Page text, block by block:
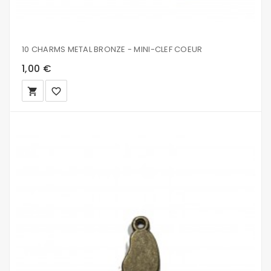
10 CHARMS METAL BRONZE - MINI-CLEF COEUR
1,00 €
local_grocery_store favorite_border